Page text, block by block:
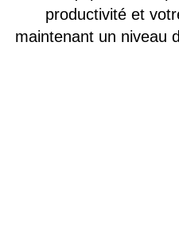
productivité et
maintenant un niveau